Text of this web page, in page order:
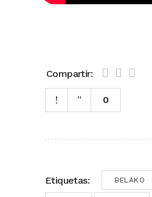
Compartir:
0
Etiquetas: BELAKO